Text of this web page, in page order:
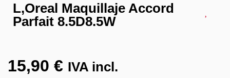
L,Oreal Maquillaje Accord
Parfait 8.5D8.5W
15,90 € IVA incl.